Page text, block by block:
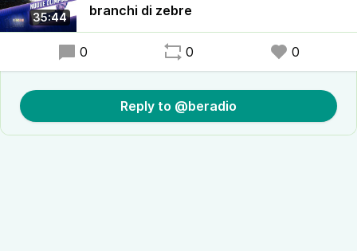
riuscito questa volta a terminare il servizio?
35:44
branchi di zebre
0 0 0
Reply to @beradio